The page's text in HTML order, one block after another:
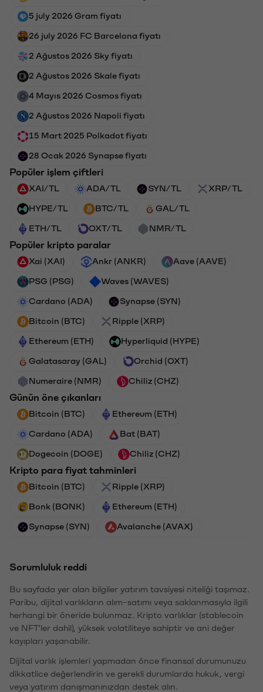
5 july 2026 Gram fiyatı
26 july 2026 FC Barcelona fiyatı
2 Ağustos 2026 Sky fiyatı
2 Ağustos 2026 Skale fiyatı
4 Mayıs 2026 Cosmos fiyatı
2 Ağustos 2026 Napoli fiyatı
15 Mart 2025 Polkadot fiyatı
28 Ocak 2026 Synapse fiyatı
Popüler işlem çiftleri
XAI/TL ADA/TL SYN/TL XRP/TL
HYPE/TL BTC/TL GAL/TL
ETH/TL OXT/TL NMR/TL
Popüler kripto paralar
Xai (XAI) Ankr (ANKR) Aave (AAVE)
PSG (PSG) Waves (WAVES)
Cardano (ADA) Synapse (SYN)
Bitcoin (BTC) Ripple (XRP)
Ethereum (ETH) Hyperliquid (HYPE)
Galatasaray (GAL) Orchid (OXT)
Numeraire (NMR) Chiliz (CHZ)
Günün öne çıkanları
Bitcoin (BTC) Ethereum (ETH)
Cardano (ADA) Bat (BAT)
Dogecoin (DOGE) Chiliz (CHZ)
Kripto para fiyat tahminleri
Bitcoin (BTC) Ripple (XRP)
Bonk (BONK) Ethereum (ETH)
Synapse (SYN) Avalanche (AVAX)
Sorumluluk reddi
Bu sayfada yer alan bilgiler yatırım tavsiyesi niteliği taşımaz.
Paribu, dijital varlıkların alım-satımı veya saklanmasıyla ilgili
herhangi bir öneride bulunmaz. Kripto varlıklar (stablecoin
ve NFT'ler dahil), yüksek volatiliteye sahiptir ve ani değer
kayıpları yaşanabilir.
Dijital varlık işlemleri yapmadan önce finansal durumunuzu
dikkatlice değerlendirin ve gerekli durumlarda hukuk, vergi
veya yatırım danışmanınızdan destek alın.